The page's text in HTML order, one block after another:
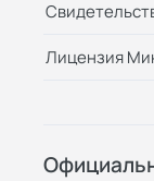
Лицензия